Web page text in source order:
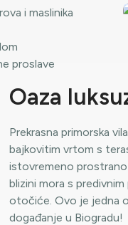
i maslinika
proslave
Oaza
Prekrasna primorska
bajkovitim vrtom s
istovremeno
blizini mora s
otočiće. Ovo je jedna
događanje u Biogradu!